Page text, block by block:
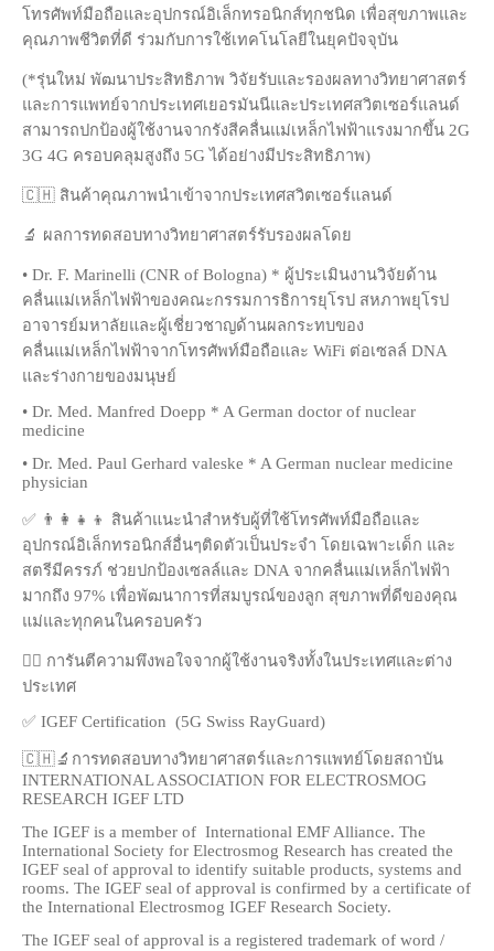
โทรศัพท์มือถือและอุปกรณ์อิเล็กทรอนิกส์ทุกชนิด เพื่อสุขภาพและ
คุณภาพชีวิตที่ดี ร่วมกับการใช้เทคโนโลยีในยุคปัจจุบัน
(*รุ่นใหม่ พัฒนาประสิทธิภาพ วิจัยรับและรองผลทางวิทยาศาสตร์
และการแพทย์จากประเทศเยอรมันนีและประเทศสวิตเซอร์แลนด์
สามารถปกป้องผู้ใช้งานจากรังสีคลื่นแม่เหล็กไฟฟ้าแรงมากขึ้น 2G
3G 4G ครอบคลุมสูงถึง 5G ได้อย่างมีประสิทธิภาพ)
🇨🇭 สินค้าคุณภาพนำเข้าจากประเทศสวิตเซอร์แลนด์
🔬 ผลการทดสอบทางวิทยาศาสตร์รับรองผลโดย
• Dr. F. Marinelli (CNR of Bologna) * ผู้ประเมินงานวิจัยด้าน
คลื่นแม่เหล็กไฟฟ้าของคณะกรรมการธิการยุโรป สหภาพยุโรป
อาจารย์มหาลัยและผู้เชี่ยวชาญด้านผลกระทบของ
คลื่นแม่เหล็กไฟฟ้าจากโทรศัพท์มือถือและ WiFi ต่อเซลล์ DNA
และร่างกายของมนุษย์
• Dr. Med. Manfred Doepp * A German doctor of nuclear
medicine
• Dr. Med. Paul Gerhard valeske * A German nuclear medicine
physician
✅ 👨‍👩‍👧‍👦 สินค้าแนะนำสำหรับผู้ที่ใช้โทรศัพท์มือถือและ
อุปกรณ์อิเล็กทรอนิกส์อื่นๆติดตัวเป็นประจำ โดยเฉพาะเด็ก และ
สตรีมีครรภ์ ช่วยปกป้องเซลล์และ DNA จากคลื่นแม่เหล็กไฟฟ้า
มากถึง 97% เพื่อพัฒนาการที่สมบูรณ์ของลูก สุขภาพที่ดีของคุณ
แม่และทุกคนในครอบครัว
👍🏻 การันตีความพึงพอใจจากผู้ใช้งานจริงทั้งในประเทศและต่าง
ประเทศ
✅ IGEF Certification (5G Swiss RayGuard)
🇨🇭🔬การทดสอบทางวิทยาศาสตร์และการแพทย์โดยสถาบัน
INTERNATIONAL ASSOCIATION FOR ELECTROSMOG
RESEARCH IGEF LTD
The IGEF is a member of International EMF Alliance. The
International Society for Electrosmog Research has created the
IGEF seal of approval to identify suitable products, systems and
rooms. The IGEF seal of approval is confirmed by a certificate of
the International Electrosmog IGEF Research Society.
The IGEF seal of approval is a registered trademark of word /